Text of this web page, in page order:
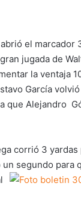
el marcador
jugada de
la ventaja
García
que Alejandro
corrió 3 yardas
segundo para